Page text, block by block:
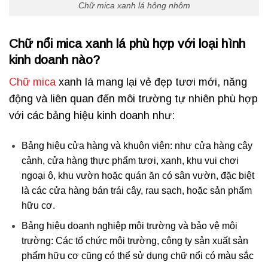
Chữ mica xanh lá hông nhôm
Chữ nổi mica xanh lá phù hợp với loại hình
kinh doanh nào?
Chữ micaxanh lá mang lại vẻ đẹp tươi mới, năng
động và liên quan đến môi trường tự nhiên phù hợp
với các bảng hiệu kinh doanh như:
Bảng hiệu cửa hàng và khuôn viên: như cửa hàng cây
cảnh, cửa hàng thực phẩm tươi, xanh, khu vui chơi
ngoại ô, khu vườn hoặc quán ăn có sân vườn, đặc biệt
là các cửa hàng bán trái cây, rau sạch, hoặc sản phẩm
hữu cơ.
Bảng hiệu doanh nghiệp môi trường và bảo vệ môi
trường: Các tổ chức môi trường, công ty sản xuất sản
phẩm hữu cơ cũng có thể sử dụng chữ nổi có màu sắc